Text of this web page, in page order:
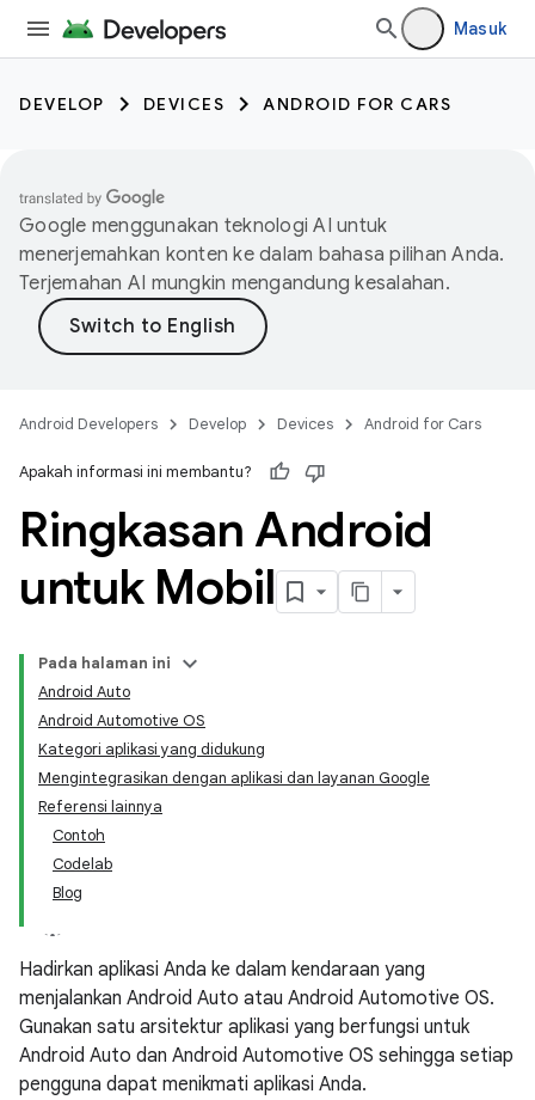
Masuk
DEVELOP DEVICES ANDROID FOR CARS
Google menggunakan teknologi AI untuk
menerjemahkan konten ke dalam bahasa pilihan Anda.
Terjemahan AI mungkin mengandung kesalahan.
Android Developers Develop Devices Android for Cars
Apakah informasi ini membantu?
Ringkasan Android
untuk Mobil
Pada halaman ini
Android Auto
Android Automotive OS
Kategori aplikasi yang didukung
Mengintegrasikan dengan aplikasi dan layanan Google
Referensi lainnya
Contoh
Codelab
Blog
Hadirkan aplikasi Anda ke dalam kendaraan yang
menjalankan Android Auto atau Android Automotive OS.
Gunakan satu arsitektur aplikasi yang berfungsi untuk
Android Auto dan Android Automotive OS sehingga setiap
pengguna dapat menikmati aplikasi Anda.